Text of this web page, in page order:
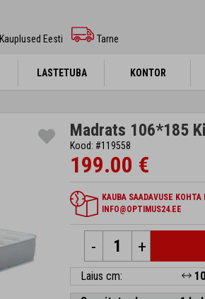
Kauplused Eesti Tarne
LASTETUBA KONTOR
LASTETUBA KONTOR
Madrats 106*185
Kood: #119558
199.00 €
KAUBA SAADAVUSE
INFO@OPTIMUS24.EE
- +
Laius cm: